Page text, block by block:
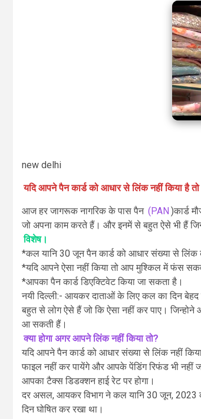
new delhi
यदि आपने पैन कार्ड को आधार से लिंक नहीं किया है
आज हर जागरूक नागरिक के पास पैन (PAN )कार्ड
जो अपना काम करते हैं। और इनमें से बहुत ऐसे भी हैं
विशेष।
*कल यानि 30 जून पैन कार्ड को आधार संख्या से लिंक
*यदि आपने ऐसा नहीं किया तो आप मुश्किल में फंस
*आपका पैन कार्ड डिएक्टिवेट किया जा सकता है।
नयी दिल्ली:- आयकर दाताओं के लिए कल का दिन
बहुत से लोग ऐसे हैं जो कि ऐसा नहीं कर पाए।
आ सकती हैं।
क्या होगा अगर आपने लिंक नहीं किया तो?
यदि आपने पैन कार्ड को आधार संख्या से लिंक नहीं
फाइल नहीं कर पायेंगे और आपके पेंडिंग रिफंड भी नहीं
आपका टैक्स डिडक्शन हाई रेट पर होगा।
दर असल, आयकर विभाग ने कल यानि 30 जून, 2023
दिन घोषित कर रखा था।